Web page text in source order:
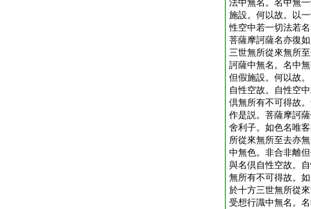
法中無名。名中無
施設。何以故。以
性空中若一切法若
菩薩摩訶薩名亦復
三世無所從來無所
訶薩中無名。名中
但假施設。何以故
自性空故。自性空
倶無所有不可得故
作是説。菩薩摩訶
舍利子。如色名唯
所從來無所至去亦
中無色。非合非離
與名倶自性空故。
無所有不可得故。
於十方三世無所從
受想行識中無名。